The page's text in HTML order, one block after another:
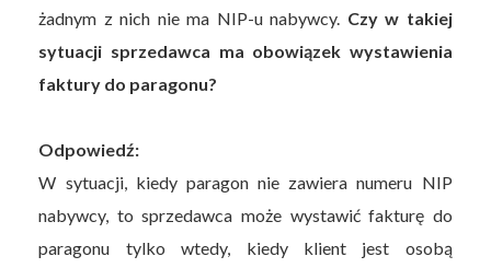
żadnym z nich nie ma NIP-u nabywcy. Czy w takiej
sytuacji sprzedawca ma obowiązek wystawienia
faktury do paragonu?
Odpowiedź:
W sytuacji, kiedy paragon nie zawiera numeru NIP
nabywcy, to sprzedawca może wystawić fakturę do
paragonu tylko wtedy, kiedy klient jest osobą